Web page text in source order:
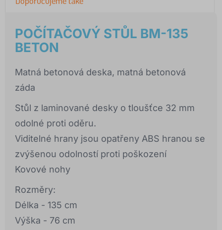
POČÍTAČOVÝ STŮL BM-135
BETON
Matná betonová deska, matná betonová
záda
Stůl z laminované desky o tloušťce 32 mm
odolné proti oděru.
Viditelné hrany jsou opatřeny ABS hranou se
zvýšenou odolností proti poškození
Kovové nohy
Rozměry:
Délka - 135 cm
Výška - 76 cm